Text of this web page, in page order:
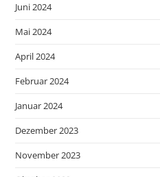
Juni 2024
Mai 2024
April 2024
Februar 2024
Januar 2024
Dezember 2023
November 2023